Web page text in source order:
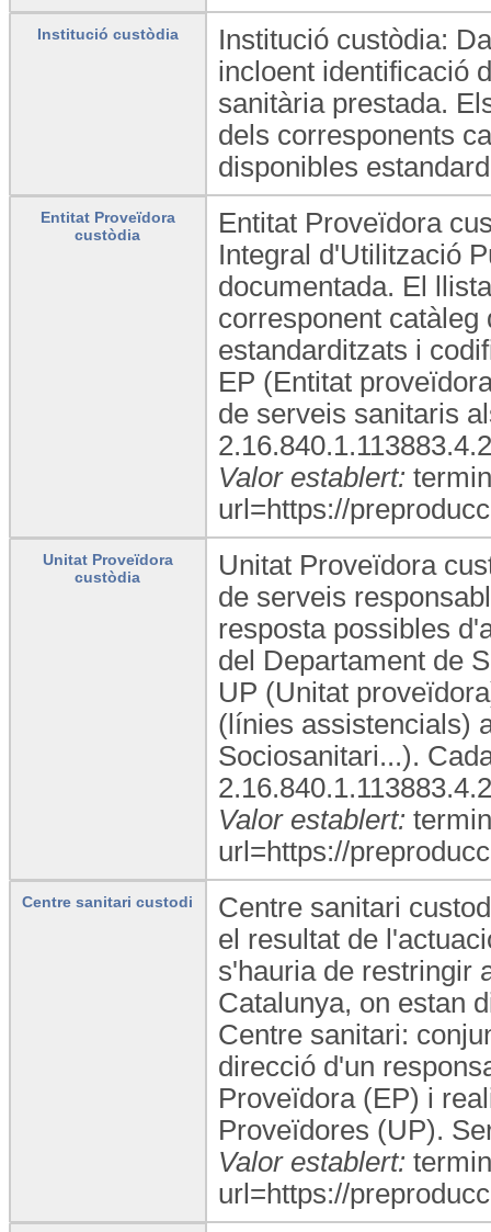
Institució custòdia
Institució custòdia:
incloent identificació
sanitària prestada.
dels corresponents
disponibles
Entitat Proveïdora
custòdia
Entitat Proveïdora
Integral d'Utilització
documentada. El
corresponent
estandarditzats i
EP (Entitat
de serveis sanitaris
Valor establert:
url=https://
Unitat Proveïdora
custòdia
Unitat Proveïdora
de serveis
resposta possibles
del Departament de
UP (Unitat
(línies assistencials)
Sociosanitari...).
Valor establert:
url=https://
Centre sanitari custodi
Centre sanitari
el resultat de
s'hauria de restringir
Catalunya, on estan
Centre sanitari:
direcció d'un
Proveïdora (EP) i
Proveïdores (UP).
Valor establert:
url=https://